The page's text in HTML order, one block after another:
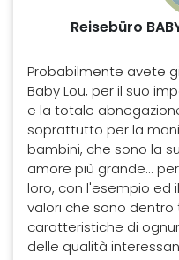
Reisebüro
Probabilmente avete
Baby Lou, per il suo
e la totale
soprattutto per la
bambini, che sono la
amore più grande...
loro, con l'esempio ed
valori che sono
caratteristiche di
delle qualità